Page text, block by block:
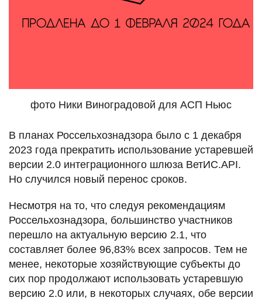
фото Ники Виноградовой для АСП Ньюс
В планах Россельхознадзора было с 1 декабря
2023 года прекратить использование устаревшей
версии 2.0 интеграционного шлюза ВетИС.API.
Но случился новый перенос сроков.
Несмотря на то, что следуя рекомендациям
Россельхознадзора, большинство участников
перешло на актуальную версию 2.1, что
составляет более 96,83% всех запросов. Тем не
менее, некоторые хозяйствующие субъекты до
сих пор продолжают использовать устаревшую
версию 2.0 или, в некоторых случаях, обе версии